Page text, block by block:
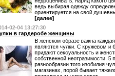
ведь выбирая одежду
ориентируется на свой
[далее]
02-04 13:27:30
в гардеробе женщины
В женском образе важна
являются чулки. С кружевом и
придают сексуальность и
собственной неотразимости. 5
разнообразии того изобилия
магазинах, порой бывает